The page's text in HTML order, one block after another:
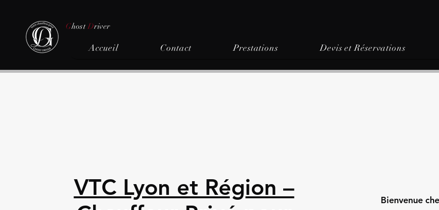
Ghost Driver
Accueil Contact Prestations Devis et Réservations
VTC Lyon et Région –
Bienvenue